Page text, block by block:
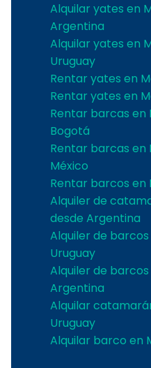
Alquilar yates en
Argentina
Alquilar yates en
Uruguay
Rentar yates en
Rentar yates en
Rentar barcas en
Bogotá
Rentar barcas en
México
Rentar barcos en
Alquiler de
desde Argentina
Alquiler de
Uruguay
Alquiler de
Argentina
Alquilar
Uruguay
Alquilar barco en